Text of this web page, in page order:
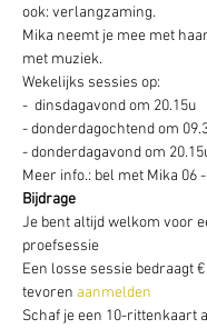
ook: verlangzaming.
Mika neemt je mee met
met muziek.
Wekelijks sessies op:
-  dinsdagavond om 20.15u
- donderdagochtend om
- donderdagavond om
Meer info.: bel met Mika 06
Bijdrage
Je bent altijd welkom voor
proefsessie
Een losse sessie bedraagt
tevoren aanmelden
Schaf je een 10-rittenkaart